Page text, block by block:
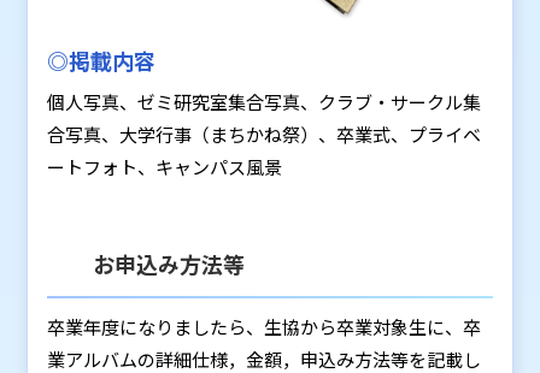
◎掲載内容
個人写真、ゼミ研究室集合写真、クラブ・サークル集
合写真、大学行事（まちかね祭）、卒業式、プライベ
ートフォト、キャンパス風景
お申込み方法等
卒業年度になりましたら、生協から卒業対象生に、卒
業アルバムの詳細仕様，金額，申込み方法等を記載し